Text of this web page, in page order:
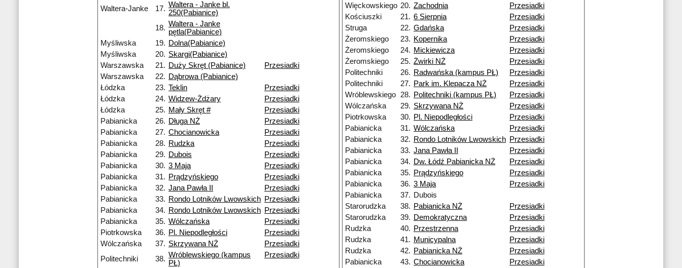
Waltera-Janke
17. Waltera - Janke bl.
250(Pabianice)
18. Waltera - Janke
pętla(Pabianice)
Myśliwska
19. Dolna(Pabianice)
Myśliwska
20. Skargi(Pabianice)
Warszawska
21. Duży Skręt (Pabianice)
Przesiadki
Warszawska
22. Dąbrowa (Pabianice)
Łódzka
23. Teklin
Przesiadki
Łódzka
24. Widzew-Żdżary
Przesiadki
Łódzka
25. Mały Skręt #
Przesiadki
Pabianicka
26. Długa NŻ
Przesiadki
Pabianicka
27. Chocianowicka
Przesiadki
Pabianicka
28. Rudzka
Przesiadki
Pabianicka
29. Dubois
Przesiadki
Pabianicka
30. 3 Maja
Przesiadki
Pabianicka
31. Prądzyńskiego
Przesiadki
Pabianicka
32. Jana Pawła II
Przesiadki
Pabianicka
33. Rondo Lotników Lwowskich Przesiadki
Pabianicka
34. Rondo Lotników Lwowskich Przesiadki
Pabianicka
35. Wólczańska
Przesiadki
Piotrkowska
36. Pl. Niepodległości
Przesiadki
Wólczańska
37. Skrzywana NŻ
Przesiadki
Politechniki
38. Wróblewskiego (kampus
PŁ)
Przesiadki
Więckowskiego 20. Zachodnia
Przesiadki
Kościuszki
21. 6 Sierpnia
Przesiadki
Struga
22. Gdańska
Przesiadki
Żeromskiego
23. Kopernika
Przesiadki
Żeromskiego
24. Mickiewicza
Przesiadki
Żeromskiego
25. Żwirki NŻ
Przesiadki
Politechniki
26. Radwańska (kampus PŁ)
Przesiadki
Politechniki
27. Park im. Klepacza NŻ
Przesiadki
Wróblewskiego
28. Politechniki (kampus PŁ)
Przesiadki
Wólczańska
29. Skrzywana NŻ
Przesiadki
Piotrkowska
30. Pl. Niepodległości
Przesiadki
Pabianicka
31. Wólczańska
Przesiadki
Pabianicka
32. Rondo Lotników Lwowskich Przesiadki
Pabianicka
33. Jana Pawła II
Przesiadki
Pabianicka
34. Dw. Łódź Pabianicka NŻ
Przesiadki
Pabianicka
35. Prądzyńskiego
Przesiadki
Pabianicka
36. 3 Maja
Przesiadki
Pabianicka
37. Dubois
Starorudzka
38. Pabianicka NŻ
Przesiadki
Starorudzka
39. Demokratyczna
Przesiadki
Rudzka
40. Przestrzenna
Przesiadki
Rudzka
41. Municypalna
Przesiadki
Rudzka
42. Pabianicka NŻ
Przesiadki
Pabianicka
43. Chocianowicka
Przesiadki